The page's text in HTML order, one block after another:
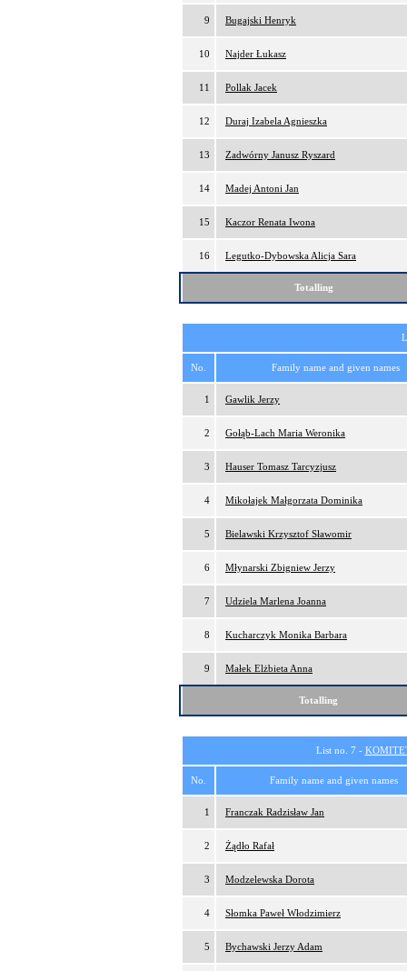
9 Bugajski Henryk
10 Najder Łukasz
11 Pollak Jacek
12 Duraj Izabela Agnieszka
13 Zadwórny Janusz Ryszard
14 Madej Antoni Jan
15 Kaczor Renata Iwona
16 Legutko-Dybowska Alicja Sara
Totalling
No. Family name and given names
1 Gawlik Jerzy
2 Gołąb-Lach Maria Weronika
3 Hauser Tomasz Tarcyzjusz
4 Mikołajek Małgorzata Dominika
5 Bielawski Krzysztof Sławomir
6 Młynarski Zbigniew Jerzy
7 Udziela Marlena Joanna
8 Kucharczyk Monika Barbara
9 Małek Elżbieta Anna
Totalling
List no. 7 -
No. Family name and given names
1 Franczak Radzisław Jan
2 Żądło Rafał
3 Modzelewska Dorota
4 Słomka Paweł Włodzimierz
5 Bychawski Jerzy Adam